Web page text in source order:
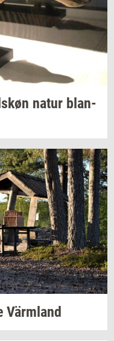
natur blan­
Värmland